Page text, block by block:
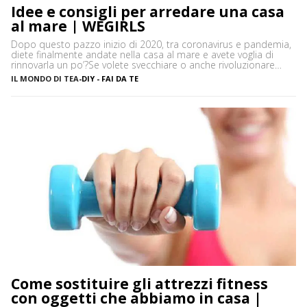
Idee e consigli per arredare una casa
al mare | WEGIRLS
Dopo questo pazzo inizio di 2020, tra coronavirus e pandemia,
diete finalmente andate nella casa al mare e avete voglia di
rinnovarla un po’?Se volete svecchiare o anche rivoluzionare
casa vostra – così come arredare dall’inizio le vostre stanze –
ma non sapete bene che stile di arredamento dargli, niente
IL MONDO DI TEA-DIY - FAI DA TE
Come sostituire gli attrezzi fitness
con oggetti che abbiamo in casa |